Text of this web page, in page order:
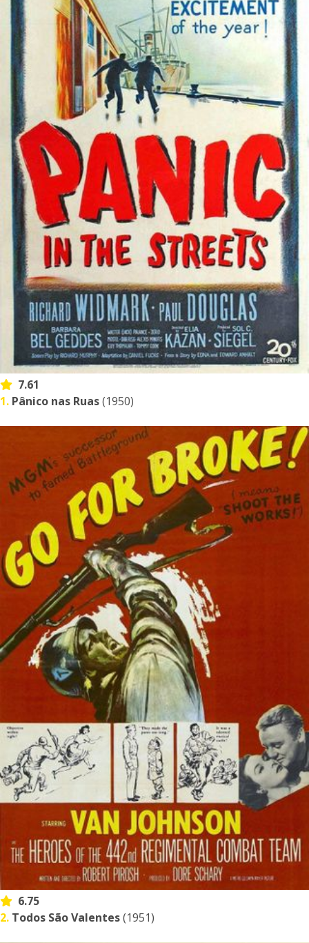
7.61
1. Pânico nas Ruas(1950)
6.75
2. Todos São Valentes(1951)